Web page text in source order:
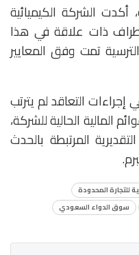
الشركة الكيميائية
ذات علاقة في هذا
تمت وفق المعايير
إجراءات التعاقد لم يترتب
المالية الحالية للشركة،
المرتبطة بالحدث
للتجارة المحدودة
سوق الدواء السعودي